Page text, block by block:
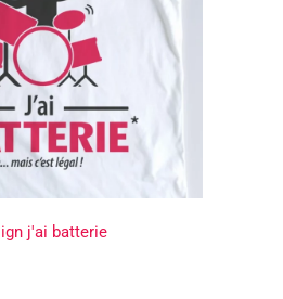
j'ai batterie